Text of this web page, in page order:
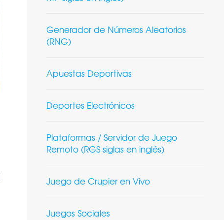
Generador de Números Aleatorios
(RNG)
Apuestas Deportivas
Deportes Electrónicos
Plataformas / Servidor de Juego
Remoto (RGS siglas en inglés)
Juego de Crupier en Vivo
Juegos Sociales